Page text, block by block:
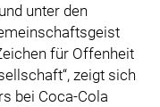
unter den
für Offenheit
zeigt sich
bei Coca-Cola